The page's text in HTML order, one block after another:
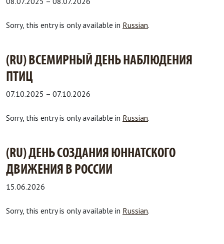
Sorry, this entry is only available in Russian.
(RU) ВСЕМИРНЫЙ ДЕНЬ НАБЛЮДЕНИЯ
ПТИЦ
07.10.2025 – 07.10.2026
Sorry, this entry is only available in Russian.
(RU) ДЕНЬ СОЗДАНИЯ ЮННАТСКОГО
ДВИЖЕНИЯ В РОССИИ
15.06.2026
Sorry, this entry is only available in Russian.